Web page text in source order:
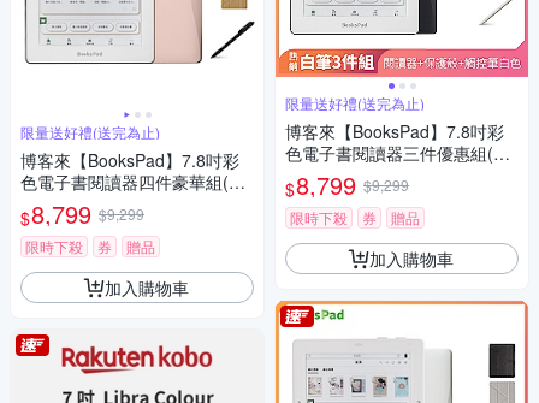
限量送好禮(送完為止)
博客來【BooksPad】7.8吋彩
色電子書閱讀器四件豪華組(粉
色主機+黑筆+筆芯+殼)
$8,799 $9,299
限時下殺
券 贈品
加入購物車
限量送好禮(送完為止)
博客來【BooksPad】7.8吋彩
色電子書閱讀器三件優惠組(黑
色主機+白筆+殼)
$8,799 $9,299
限時下殺
券 贈品
加入購物車